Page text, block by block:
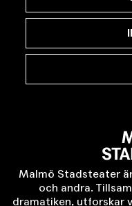
Malmö Stadsteater
och andra.
dramatiken, utforskar